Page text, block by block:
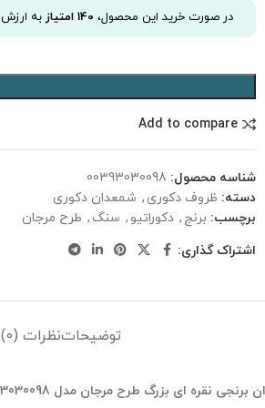
در صورت خرید این محصول، 140 امتیاز به ارزش
Add to compare
شناسه محصول: 00393030098
دسته: ظروف دکوری , شمعدان دکوری
برچسب: برنج , دکوراتیو , سنگ , طرح مرجان
اشتراک گذاری:
توضیحاتنظرات (0)
نقره ای بزرگ طرح مرجان مدل 3030098:شکوه اقیانوس در مقیاسی بزرگ